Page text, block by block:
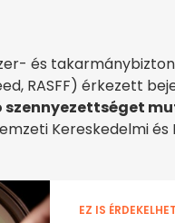
és
RASFF) érkezett
Kereskedelmi
EZ IS